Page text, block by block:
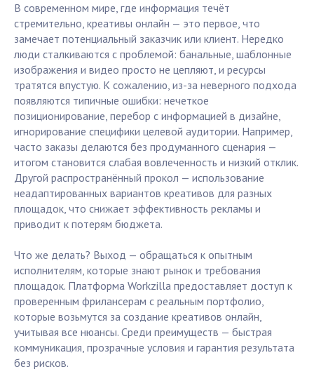
В современном мире, где информация течёт
стремительно, креативы онлайн — это первое, что
замечает потенциальный заказчик или клиент. Нередко
люди сталкиваются с проблемой: банальные, шаблонные
изображения и видео просто не цепляют, и ресурсы
тратятся впустую. К сожалению, из-за неверного подхода
появляются типичные ошибки: нечеткое
позиционирование, перебор с информацией в дизайне,
игнорирование специфики целевой аудитории. Например,
часто заказы делаются без продуманного сценария —
итогом становится слабая вовлеченность и низкий отклик.
Другой распространённый прокол — использование
неадаптированных вариантов креативов для разных
площадок, что снижает эффективность рекламы и
приводит к потерям бюджета.
Что же делать? Выход — обращаться к опытным
исполнителям, которые знают рынок и требования
площадок. Платформа Workzilla предоставляет доступ к
проверенным фрилансерам с реальным портфолио,
которые возьмутся за создание креативов онлайн,
учитывая все нюансы. Среди преимуществ — быстрая
коммуникация, прозрачные условия и гарантия результата
без рисков.